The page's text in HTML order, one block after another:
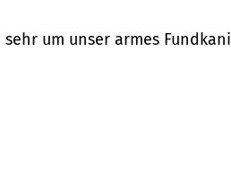
um unser armes